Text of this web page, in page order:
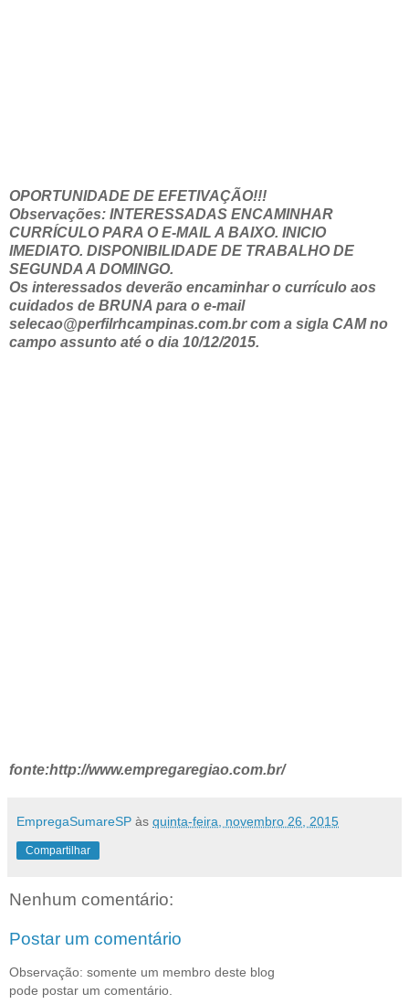
OPORTUNIDADE DE EFETIVAÇÃO!!!
Observações: INTERESSADAS ENCAMINHAR
CURRÍCULO PARA O E-MAIL A BAIXO. INICIO
IMEDIATO. DISPONIBILIDADE DE TRABALHO DE
SEGUNDA A DOMINGO.
Os interessados deverão encaminhar o currículo aos
cuidados de BRUNA para o e-mail
selecao@perfilrhcampinas.com.br com a sigla CAM no
campo assunto até o dia 10/12/2015.
fonte:http://www.empregaregiao.com.br/
EmpregaSumareSP às quinta-feira, novembro 26, 2015
Compartilhar
Nenhum comentário:
Postar um comentário
Observação: somente um membro deste blog
pode postar um comentário.